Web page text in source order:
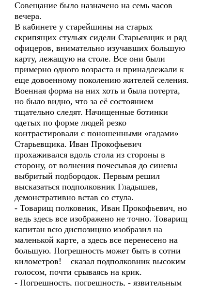
Совещание было назначено на семь часов
вечера.
В кабинете у старейшины на старых
скрипящих стульях сидели Старьевщик и ряд
офицеров, внимательно изучавших большую
карту, лежащую на столе. Все они были
примерно одного возраста и принадлежали к
еще довоенному поколению жителей селения.
Военная форма на них хоть и была потерта,
но было видно, что за её состоянием
тщательно следят. Начищенные ботинки
одетых по форме людей резко
контрастировали с поношенными «гадами»
Старьевщика. Иван Прокофьевич
прохаживался вдоль стола из стороны в
сторону, от волнения почесывая до синевы
выбритый подбородок. Первым решил
высказаться подполковник Гладышев,
демонстративно встав со стула.
- Товарищ полковник, Иван Прокофьевич, но
ведь здесь все изображено не точно. Товарищ
капитан всю диспозицию изобразил на
маленькой карте, а здесь все перенесено на
большую. Погрешность может быть в сотни
километров! – сказал подполковник высоким
голосом, почти срываясь на крик.
- Погрешность, погрешность, - язвительным